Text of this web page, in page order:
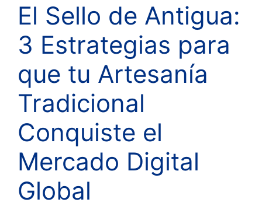
El Sello de Antigua:
3 Estrategias para
que tu Artesanía
Tradicional
Conquiste el
Mercado Digital
Global